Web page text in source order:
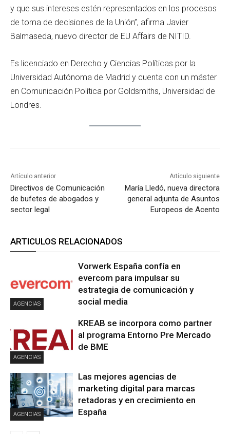
y que sus intereses estén representados en los procesos
de toma de decisiones de la Unión”, afirma Javier
Balmaseda, nuevo director de EU Affairs de NITID.
Es licenciado en Derecho y Ciencias Políticas por la
Universidad Autónoma de Madrid y cuenta con un máster
en Comunicación Política por Goldsmiths, Universidad de
Londres.
Artículo anterior
Directivos de Comunicación
de bufetes de abogados y
sector legal
Artículo siguiente
María Lledó, nueva directora
general adjunta de Asuntos
Europeos de Acento
ARTICULOS RELACIONADOS
AGENCIAS
Vorwerk España confía en
evercom para impulsar su
estrategia de comunicación y
social media
AGENCIAS
KREAB se incorpora como partner
al programa Entorno Pre Mercado
de BME
AGENCIAS
Las mejores agencias de
marketing digital para marcas
retadoras y en crecimiento en
España